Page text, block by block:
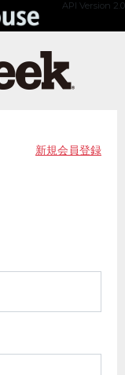
API Version 2.0
新規会員登録